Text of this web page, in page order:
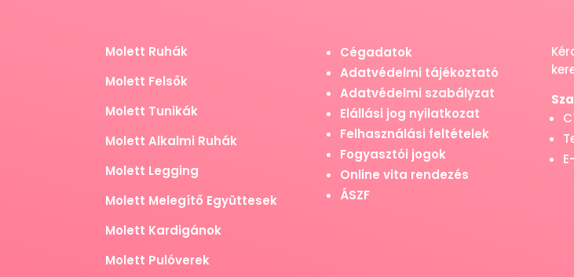
Molett Ruhák
Molett Felsők
Molett Tunikák
Molett Alkalmi Ruhák
Molett Legging
Molett Melegítő Együttesek
Molett Kardigánok
Molett Pulóverek
Cégadatok
Adatvédelmi tájékoztató
Adatvédelmi szabályzat
Elállási jog nyilatkozat
Felhasználási feltételek
Fogyasztói jogok
Online vita rendezés
ÁSZF